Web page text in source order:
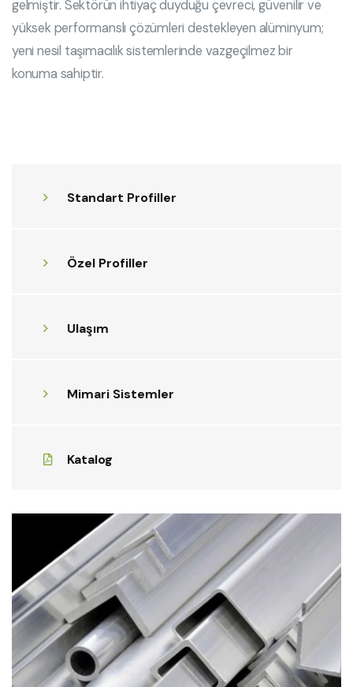
Standart Profiller
Özel Profiller
Ulaşım
Mimari Sistemler
Katalog
gelmiştir. Sektörün ihtiyaç duyduğu çevreci, güvenilir ve
yüksek performanslı çözümleri destekleyen alüminyum;
yeni nesil taşımacılık sistemlerinde vazgeçilmez bir
konuma sahiptir.